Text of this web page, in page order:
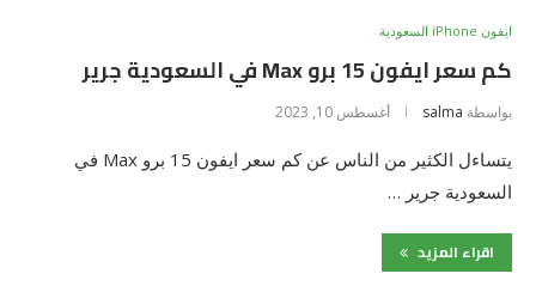
ايفون iPhone السعودية
كم سعر ايفون 15 برو Max في السعودية جرير
بواسطة salma أغسطس 10, 2023
يتساءل الكثير من الناس عن كم سعر ايفون 15 برو Max في
السعودية جرير …
اقراء المزيد